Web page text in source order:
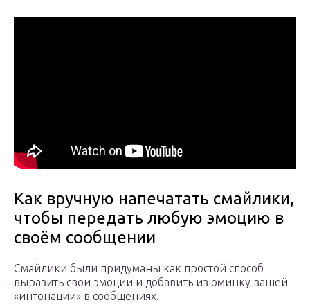
Как вручную напечатать смайлики,
чтобы передать любую эмоцию в
своём сообщении
Смайлики были придуманы как простой способ
выразить свои эмоции и добавить изюминку вашей
«интонации» в сообщениях.